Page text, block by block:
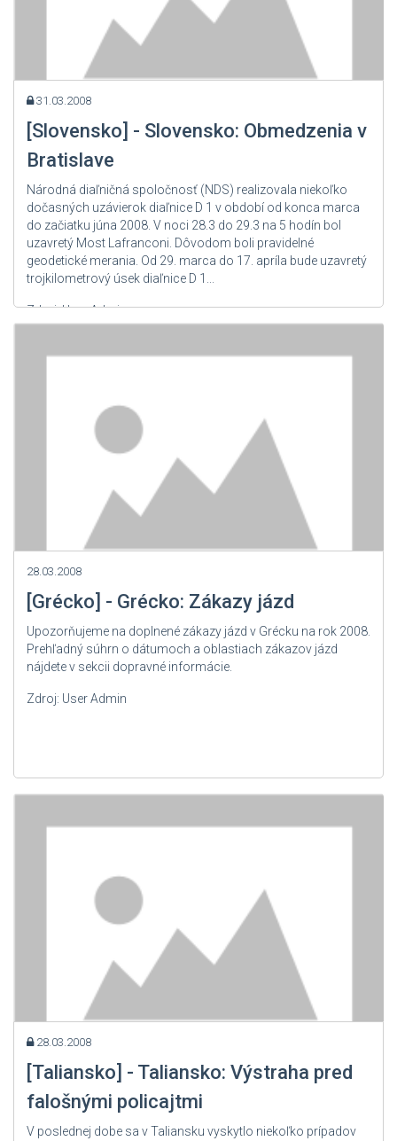
31.03.2008
[Slovensko] - Slovensko: Obmedzenia v
Bratislave
Národná diaľničná spoločnosť (NDS) realizovala niekoľko
dočasných uzávierok diaľnice D 1 v období od konca marca
do začiatku júna 2008. V noci 28.3 do 29.3 na 5 hodín bol
uzavretý Most Lafranconi. Dôvodom boli pravidelné
geodetické merania. Od 29. marca do 17. apríla bude uzavretý
trojkilometrový úsek diaľnice D 1...
Zdroj: User Admin
28.03.2008
[Grécko] - Grécko: Zákazy jázd
Upozorňujeme na doplnené zákazy jázd v Grécku na rok 2008.
Prehľadný súhrn o dátumoch a oblastiach zákazov jázd
nájdete v sekcii dopravné informácie.
Zdroj: User Admin
28.03.2008
[Taliansko] - Taliansko: Výstraha pred
falošnými policajtmi
V poslednej dobe sa v Taliansku vyskytlo niekoľko prípadov